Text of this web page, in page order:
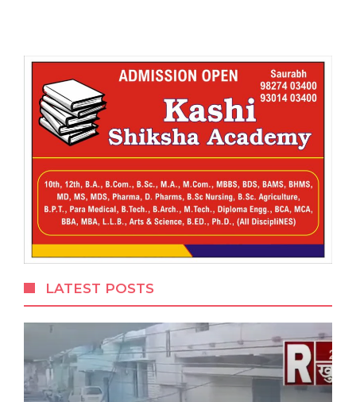
LATEST POSTS